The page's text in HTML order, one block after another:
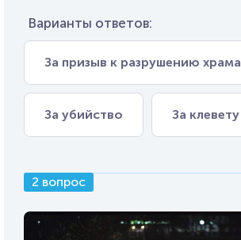
Варианты ответов:
За призыв к разрушению храма
За убийство За клевету
2 вопрос